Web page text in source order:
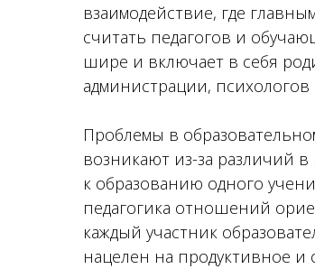
взаимодействие, где
считать педагогов и
шире и включает в себя
администрации, психологов
Проблемы в
возникают из-за различий
к образованию одного
педагогика отношений
каждый участник
нацелен на продуктивное и